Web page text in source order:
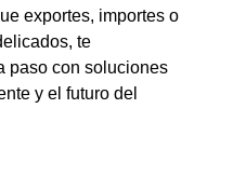
exportes, importes o
te
paso con soluciones
y el futuro del